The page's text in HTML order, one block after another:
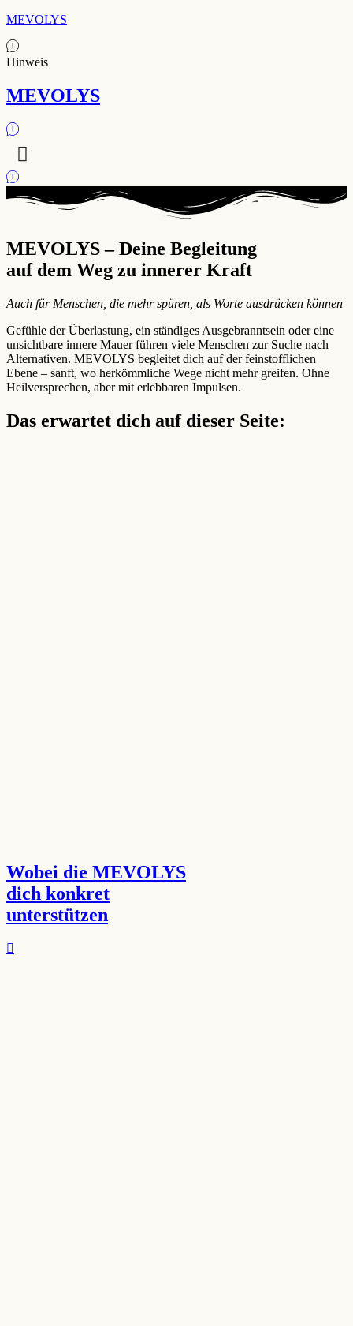
MEVOLYS
Hinweis
MEVOLYS
MEVOLYS – Deine Begleitung
auf dem Weg zu innerer Kraft
Auch für Menschen, die mehr spüren, als Worte ausdrücken können
Gefühle der Überlastung, ein ständiges Ausgebranntsein oder eine
unsichtbare innere Mauer führen viele Menschen zur Suche nach
Alternativen. MEVOLYS begleitet dich auf der feinstofflichen
Ebene – sanft, wo herkömmliche Wege nicht mehr greifen. Ohne
Heilversprechen, aber mit erlebbaren Impulsen.
Das erwartet dich auf dieser Seite:
Wobei die MEVOLYS
dich konkret
unterstützen